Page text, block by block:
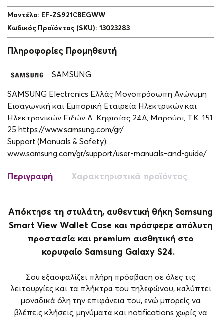
Μοντέλο: EF-ZS921CBEGWW
Κωδικός Προϊόντος (SKU): 13023283
Πληροφορίες Προμηθευτή
SAMSUNG
SAMSUNG Electronics Ελλάς Μονοπρόσωπη Ανώνυμη
Εισαγωγική και Εμπορική Εταιρεία Ηλεκτρικών και
Ηλεκτρονικών Ειδών Λ. Κηφισίας 24A, Μαρούσι, Τ.Κ. 151
25 https://www.samsung.com/gr/
Support (Manuals & Safety):
www.samsung.com/gr/support/user-manuals-and-guide/
Περιγραφή Χαρακτηριστικά προϊόντος
Απόκτησε τη στυλάτη, αυθεντική θήκη Samsung
Smart View Wallet Case και πρόσφερε απόλυτη
προστασία και premium αισθητική στο
κορυφαίο Samsung Galaxy S24.
Σου εξασφαλίζει πλήρη πρόσβαση σε όλες τις
λειτουργίες και τα πλήκτρα του τηλεφώνου, καλύπτει
μοναδικά όλη την επιφάνεια του, ενώ μπορείς να
βλέπεις κλήσεις, μηνύματα και notifications χωρίς να